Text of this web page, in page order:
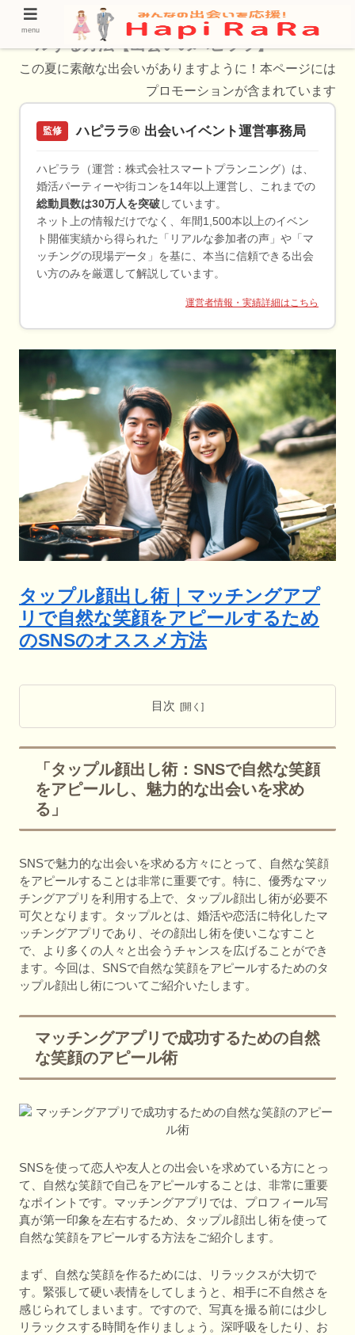
タップル顔出し術｜SNSで自然な笑顔をアピ
ールする方法【出会いのハピララ】
この夏に素敵な出会いがありますように！本ページには
プロモーションが含まれています
監修 ハピララ® 出会いイベント運営事務局
ハピララ（運営：株式会社スマートプランニング）は、
婚活パーティーや街コンを14年以上運営し、これまでの
総動員数は30万人を突破 しています。
ネット上の情報だけでなく、年間1,500本以上のイベン
ト開催実績から得られた「リアルな参加者の声」や「マ
ッチングの現場データ」を基に、本当に信頼できる出会
い方のみを厳選して解説しています。
運営者情報・実績詳細はこちら
タップル顔出し術｜マッチングアプ
リで自然な笑顔をアピールするため
のSNSのオススメ方法
目次
「タップル顔出し術：SNSで自然な笑顔
をアピールし、魅力的な出会いを求め
る」
SNSで魅力的な出会いを求める方々にとって、自然な笑顔
をアピールすることは非常に重要です。特に、優秀なマッ
チングアプリを利用する上で、タップル顔出し術が必要不
可欠となります。タップルとは、婚活や恋活に特化したマ
ッチングアプリであり、その顔出し術を使いこなすこと
で、より多くの人々と出会うチャンスを広げることができ
ます。今回は、SNSで自然な笑顔をアピールするためのタ
ップル顔出し術についてご紹介いたします。
マッチングアプリで成功するための自然
な笑顔のアピール術
SNSを使って恋人や友人との出会いを求めている方にとっ
て、自然な笑顔で自己をアピールすることは、非常に重要
なポイントです。マッチングアプリでは、プロフィール写
真が第一印象を左右するため、タップル顔出し術を使って
自然な笑顔をアピールする方法をご紹介します。
まず、自然な笑顔を作るためには、リラックスが大切で
す。緊張して硬い表情をしてしまうと、相手に不自然さを
感じられてしまいます。ですので、写真を撮る前には少し
リラックスする時間を作りましょう。深呼吸をしたり、お
menu